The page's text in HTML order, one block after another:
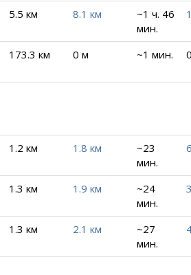
5.5 км 8.1 км
~1 ч. 46
мин.
173.3 км 0 м ~1 мин.
1.2 км 1.8 км
~23
мин.
1.3 км 1.9 км
~24
мин.
1.3 км 2.1 км
~27
мин.